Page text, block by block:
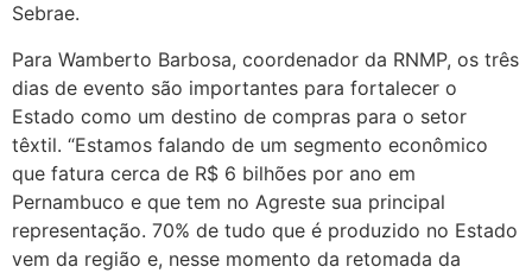
Sebrae.
Para Wamberto Barbosa, coordenador da RNMP, os três
dias de evento são importantes para fortalecer o
Estado como um destino de compras para o setor
têxtil. “Estamos falando de um segmento econômico
que fatura cerca de R$ 6 bilhões por ano em
Pernambuco e que tem no Agreste sua principal
representação. 70% de tudo que é produzido no Estado
vem da região e, nesse momento da retomada da